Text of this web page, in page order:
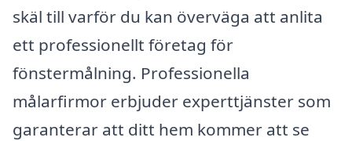
skäl till varför du kan överväga att anlita
ett professionellt företag för
fönstermålning. Professionella
målarfirmor erbjuder experttjänster som
garanterar att ditt hem kommer att se